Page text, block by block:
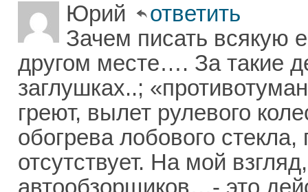
Юрий
ответить
Зачем писать всякую
другом месте…. За такие
заглушках..;
греют, вылет рулевого
обогрева лобового стекла,
отсутствует. На мой
автообзорщиков…- это